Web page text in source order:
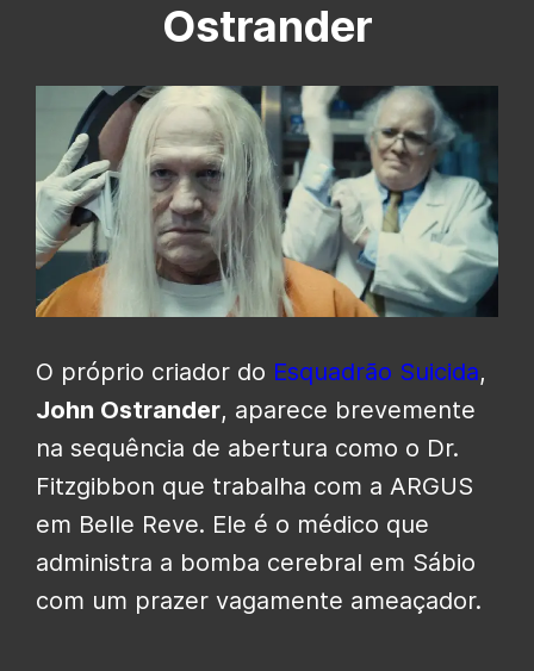
Ostrander
O próprio criador do Esquadrão Suicida,
John Ostrander, aparece brevemente
na sequência de abertura como o Dr.
Fitzgibbon que trabalha com a ARGUS
em Belle Reve. Ele é o médico que
administra a bomba cerebral em Sábio
com um prazer vagamente ameaçador.